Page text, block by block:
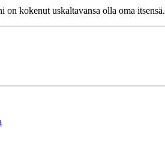
on kokenut uskaltavansa olla oma itsensä.